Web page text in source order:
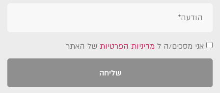
אני מסכים/ה למדיניות הפרטיותשל האתר
שליחה